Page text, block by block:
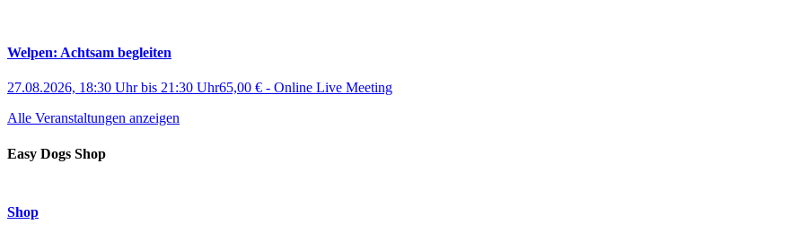
Welpen: Achtsam begleiten
27.08.2026, 18:30 Uhrbis 21:30 Uhr65,00 € - Online Live Meeting
Alle Veranstaltungen anzeigen
Easy Dogs Shop
Shop